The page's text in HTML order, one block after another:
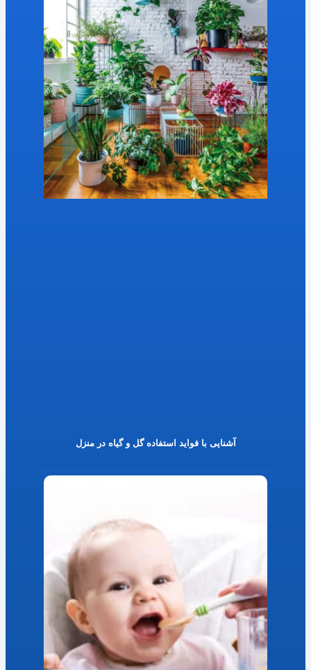
آشنایی با فواید استفاده گل و گیاه در منزل